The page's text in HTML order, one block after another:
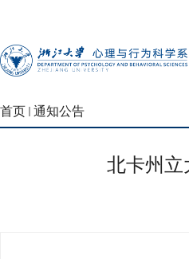
首页 通知公告
北卡州立